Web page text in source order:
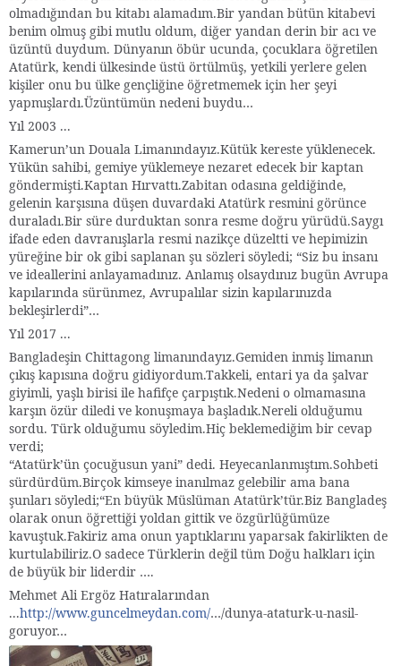
olmadığından bu kitabı alamadım.Bir yandan bütün kitabevi
benim olmuş gibi mutlu oldum, diğer yandan derin bir acı ve
üzüntü duydum. Dünyanın öbür ucunda, çocuklara öğretilen
Atatürk, kendi ülkesinde üstü örtülmüş, yetkili yerlere gelen
kişiler onu bu ülke gençliğine öğretmemek için her şeyi
yapmışlardı.Üzüntümün nedeni buydu…
Yıl 2003 ...
Kamerun’un Douala Limanındayız.Kütük kereste yüklenecek.
Yükün sahibi, gemiye yüklemeye nezaret edecek bir kaptan
göndermişti.Kaptan Hırvattı.Zabitan odasına geldiğinde,
gelenin karşısına düşen duvardaki Atatürk resmini görünce
duraladı.Bir süre durduktan sonra resme doğru yürüdü.Saygı
ifade eden davranışlarla resmi nazikçe düzeltti ve hepimizin
yüreğine bir ok gibi saplanan şu sözleri söyledi; “Siz bu insanı
ve ideallerini anlayamadınız. Anlamış olsaydınız bugün Avrupa
kapılarında sürünmez, Avrupalılar sizin kapılarınızda
bekleşirlerdi”…
Yıl 2017 ...
Bangladeşin Chittagong limanındayız.Gemiden inmiş limanın
çıkış kapısına doğru gidiyordum.Takkeli, entari ya da şalvar
giyimli, yaşlı birisi ile hafifçe çarpıştık.Nedeni o olmamasına
karşın özür diledi ve konuşmaya başladık.Nereli olduğumu
sordu. Türk olduğumu söyledim.Hiç beklemediğim bir cevap
verdi;
“Atatürk’ün çocuğusun yani” dedi. Heyecanlanmıştım.Sohbeti
sürdürdüm.Birçok kimseye inanılmaz gelebilir ama bana
şunları söyledi;“En büyük Müslüman Atatürk’tür.Biz Bangladeş
olarak onun öğrettiği yoldan gittik ve özgürlüğümüze
kavuştuk.Fakiriz ama onun yaptıklarını yaparsak fakirlikten de
kurtulabiliriz.O sadece Türklerin değil tüm Doğu halkları için
de büyük bir liderdir ….
Mehmet Ali Ergöz Hatıralarından
...http://www.guncelmeydan.com/…/dunya-ataturk-u-nasil-
goruyor…